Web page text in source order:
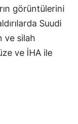
görüntülerini
Suudi
ve silah
ve İHA ile